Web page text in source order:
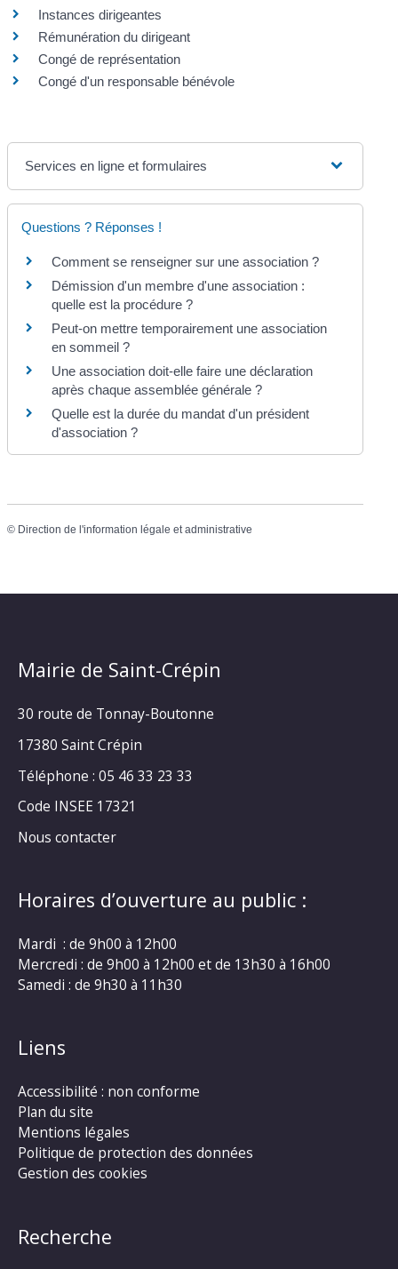
Instances dirigeantes
Rémunération du dirigeant
Congé de représentation
Congé d'un responsable bénévole
Services en ligne et formulaires
Questions ? Réponses !
Comment se renseigner sur une association ?
Démission d'un membre d'une association :
quelle est la procédure ?
Peut-on mettre temporairement une association
en sommeil ?
Une association doit-elle faire une déclaration
après chaque assemblée générale ?
Quelle est la durée du mandat d'un président
d'association ?
© Direction de l'information légale et administrative
Mairie de Saint-Crépin
30 route de Tonnay-Boutonne
17380 Saint Crépin
Téléphone : 05 46 33 23 33
Code INSEE 17321
Nous contacter
Horaires d’ouverture au public :
Mardi : de 9h00 à 12h00
Mercredi : de 9h00 à 12h00 et de 13h30 à 16h00
Samedi : de 9h30 à 11h30
Liens
Accessibilité : non conforme
Plan du site
Mentions légales
Politique de protection des données
Gestion des cookies
Recherche